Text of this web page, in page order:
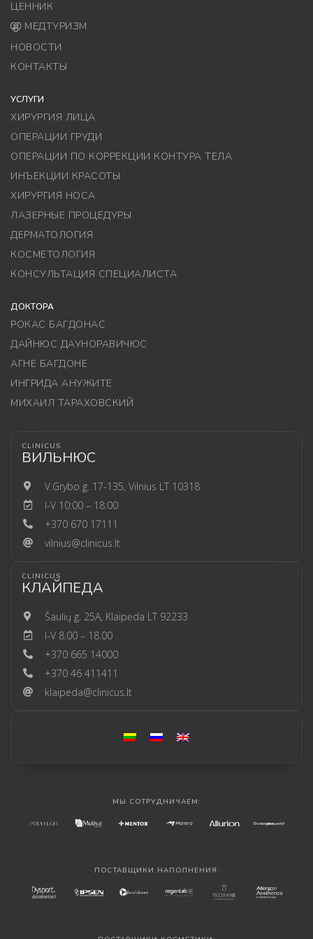
ЦЕННИК
МЕДТУРИЗМ
НОВОСТИ
КОНТАКТЫ
УСЛУГИ
ХИРУРГИЯ ЛИЦА
ОПЕРАЦИИ ГРУДИ
ОПЕРАЦИИ ПО КОРРЕКЦИИ КОНТУРА ТЕЛА
ИНЪЕКЦИИ КРАСОТЫ
ХИРУРГИЯ НОСА
ЛАЗЕРНЫЕ ПРОЦЕДУРЫ
ДЕРМАТОЛОГИЯ
КОСМЕТОЛОГИЯ
КОНСУЛЬТАЦИЯ СПЕЦИАЛИСТА
ДОКТОРА
РОКАС БАГДОНАС
ДАЙНЮС ДАУНОРАВИЧЮС
АГНЕ БАГДОНЕ
ИНГРИДА АНУЖИТЕ
МИХАИЛ ТАРАХОВСКИЙ
CLINICUS
ВИЛЬНЮС
V.Grybo g. 17-135, Vilnius LT 10318
I-V 10:00 – 18:00
+370 670 17111
vilnius@clinicus.lt
CLINICUS
КЛАЙПЕДА
Šaulių g. 25A, Klaipėda LT 92233
I-V 8.00 – 18.00
+370 665 14000
+370 46 411411
klaipeda@clinicus.lt
МЫ СОТРУДНИЧАЕМ:
ПОСТАВЩИКИ НАПОЛНЕНИЯ: